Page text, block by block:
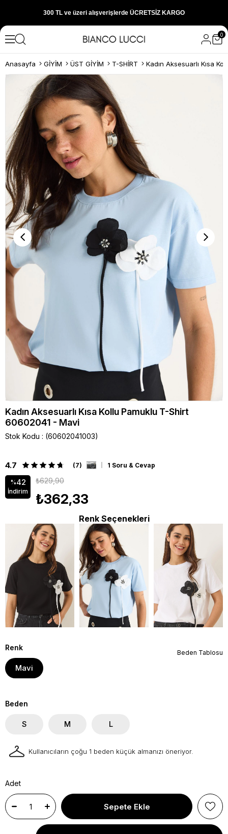
300 TL ve üzeri alışverişlerde ÜCRETSİZ KARGO
1000 TL ve üzeri alışverişlerde 150 TL İNDİRİM
Yeni sezon ürünlerini hemen keşfedin
300 TL ve üzeri alışverişlerde ÜCRETSİZ KARGO
1000 TL ve üzeri alışverişlerde 150 TL İNDİRİM
0
Anasayfa GİYİM ÜST GİYİM T-SHİRT
Kadın Aksesuarlı Kısa Kollu Pamuklu T-Shirt
60602041 - Mavi
Stok Kodu (60602041003)
4.7 (7) 1 Soru & Cevap
%42
İndirim
₺629,90
₺362,33
Renk Seçenekleri
Renk
Mavi
Beden
S M L
Kullanıcıların çoğu 1 beden küçük almanızı öneriyor.
Beden Tablosu
Adet